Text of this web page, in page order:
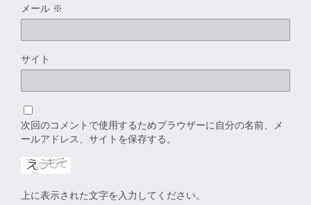
メール ※
サイト
次回のコメントで使用するためブラウザーに自分の名前、メ
ールアドレス、サイトを保存する。
上に表示された文字を入力してください。